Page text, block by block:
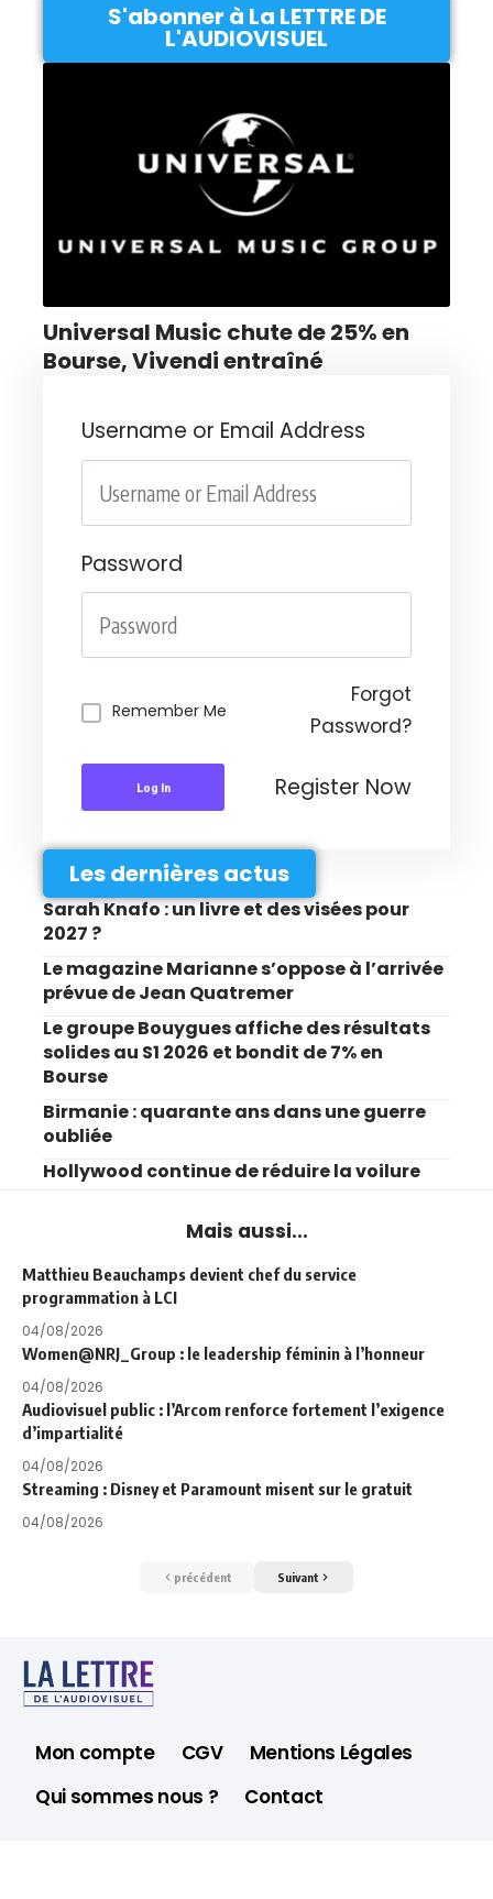
S'abonner à La LETTRE DE
L'AUDIOVISUEL
Universal Music chute de 25% en
Bourse, Vivendi entraîné
Username or Email Address
Password
Remember Me
Forgot
Password?
Log In Register Now
Les dernières actus
Sarah Knafo : un livre et des visées pour
2027 ?
Le magazine Marianne s’oppose à l’arrivée
prévue de Jean Quatremer
Le groupe Bouygues affiche des résultats
solides au S1 2026 et bondit de 7% en
Bourse
Birmanie : quarante ans dans une guerre
oubliée
Hollywood continue de réduire la voilure
Mais aussi...
Matthieu Beauchamps devient chef du service
programmation à LCI
04/08/2026
Women@NRJ_Group : le leadership féminin à l’honneur
04/08/2026
Audiovisuel public : l’Arcom renforce fortement l’exigence
d’impartialité
04/08/2026
Streaming : Disney et Paramount misent sur le gratuit
04/08/2026
précédent Suivant
Mon compte CGV
Mentions Légales
Qui sommes nous ?
Contact